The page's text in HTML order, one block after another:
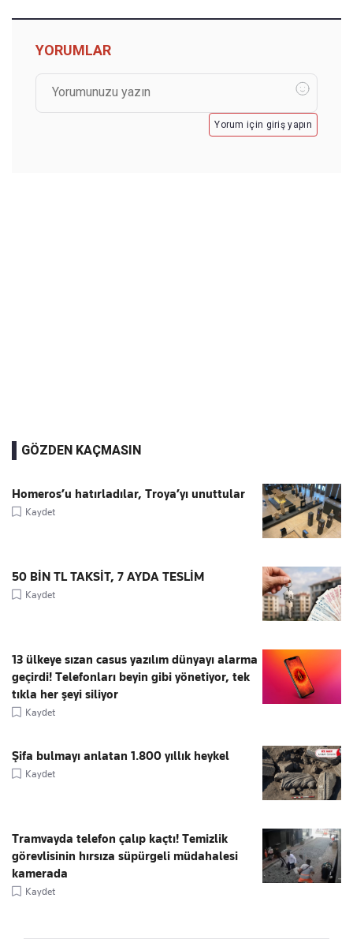
YORUMLAR
Yorum için giriş yapın
GÖZDEN KAÇMASIN
Homeros’u hatırladılar, Troya’yı unuttular
Kaydet
50 BİN TL TAKSİT, 7 AYDA TESLİM
Kaydet
13 ülkeye sızan casus yazılım dünyayı alarma
geçirdi! Telefonları beyin gibi yönetiyor, tek
tıkla her şeyi siliyor
Kaydet
Şifa bulmayı anlatan 1.800 yıllık heykel
Kaydet
Tramvayda telefon çalıp kaçtı! Temizlik
görevlisinin hırsıza süpürgeli müdahalesi
kamerada
Kaydet